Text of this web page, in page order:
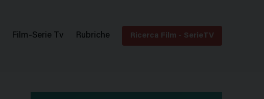
Film-Serie Tv Rubriche Ricerca Film - SerieTV